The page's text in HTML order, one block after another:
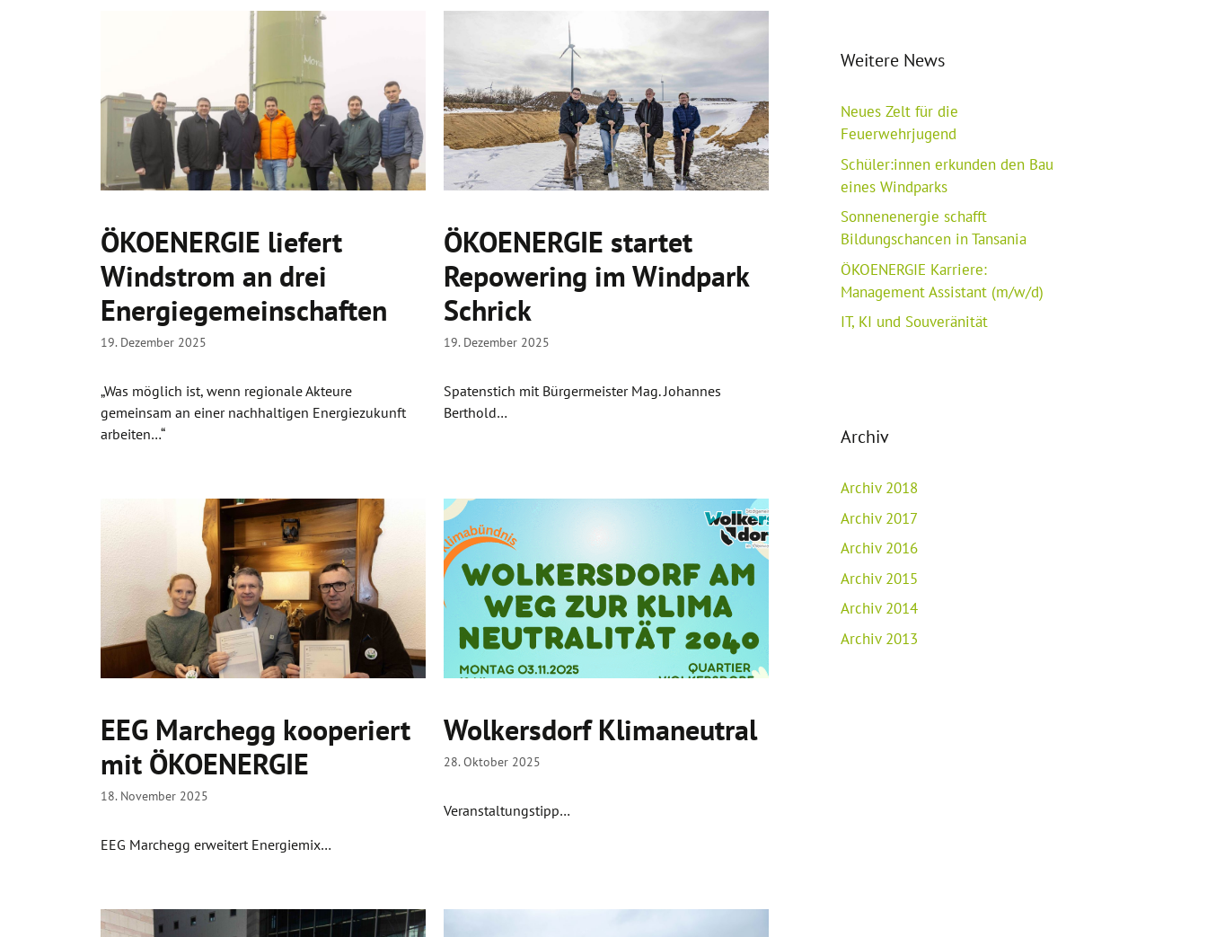
ÖKOENERGIE liefert
Windstrom an drei
Energiegemeinschaften
19. Dezember 2025
„Was möglich ist, wenn regionale Akteure
gemeinsam an einer nachhaltigen Energiezukunft
arbeiten…“
ÖKOENERGIE startet
Repowering im Windpark
Schrick
19. Dezember 2025
Spatenstich mit Bürgermeister Mag. Johannes
Berthold…
EEG Marchegg kooperiert
mit ÖKOENERGIE
18. November 2025
EEG Marchegg erweitert Energiemix…
Wolkersdorf Klimaneutral
28. Oktober 2025
Veranstaltungstipp…
Weitere News
Neues Zelt für die
Feuerwehrjugend
Schüler:innen erkunden den Bau
eines Windparks
Sonnenenergie schafft
Bildungschancen in Tansania
ÖKOENERGIE Karriere:
Management Assistant (m/w/d)
IT, KI und Souveränität
Archiv
Archiv 2018
Archiv 2017
Archiv 2016
Archiv 2015
Archiv 2014
Archiv 2013